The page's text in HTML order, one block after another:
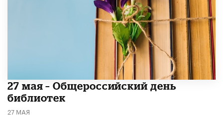
​27 мая – Общероссийский день
библиотек
27 МАЯ